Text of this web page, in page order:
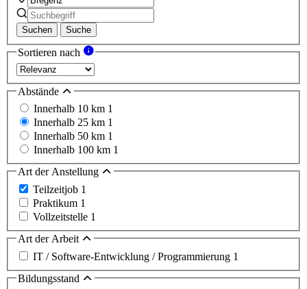
Suchen Suche
Sortieren nach
Abstände
Innerhalb 10 km 1
Innerhalb 25 km 1
Innerhalb 50 km 1
Innerhalb 100 km 1
Art der Anstellung
Teilzeitjob 1
Praktikum 1
Vollzeitstelle 1
Art der Arbeit
IT / Software-Entwicklung / Programmierung 1
Bildungsstand